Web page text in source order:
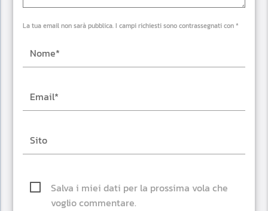
La tua email non sarà pubblica. I campi richiesti sono contrassegnati con *
Salva i miei dati per la prossima vola che
voglio commentare.